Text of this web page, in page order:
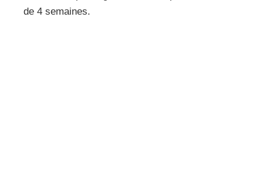
de 4 semaines.